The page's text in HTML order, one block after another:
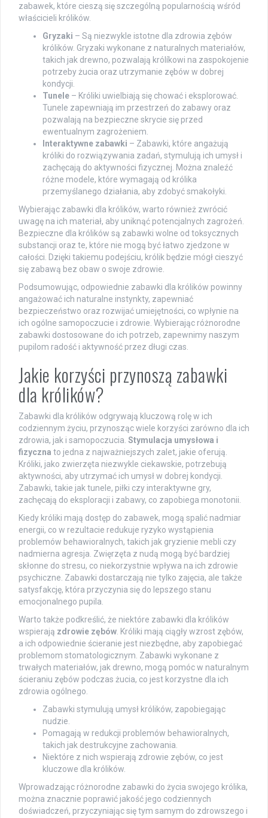
zabawek, które cieszą się szczególną popularnością wśród
właścicieli królików.
Gryzaki – Są niezwykle istotne dla zdrowia zębów
królików. Gryzaki wykonane z naturalnych materiałów,
takich jak drewno, pozwalają królíkowi na zaspokojenie
potrzeby żucia oraz utrzymanie zębów w dobrej
kondycji.
Tunele – Króliki uwielbiają się chować i eksplorować.
Tunele zapewniają im przestrzeń do zabawy oraz
pozwalają na bezpieczne skrycie się przed
ewentualnym zagrożeniem.
Interaktywne zabawki – Zabawki, które angażują
króliki do rozwiązywania zadań, stymulują ich umysł i
zachęcają do aktywności fizycznej. Można znaleźć
różne modele, które wymagają od królika
przemyślanego działania, aby zdobyć smakołyki.
Wybierając zabawki dla królików, warto również zwrócić
uwagę na ich materiał, aby uniknąć potencjalnych zagrożeń.
Bezpieczne dla królików są zabawki wolne od toksycznych
substancji oraz te, które nie mogą być łatwo zjedzone w
całości. Dzięki takiemu podejściu, królik będzie mógł cieszyć
się zabawą bez obaw o swoje zdrowie.
Podsumowując, odpowiednie zabawki dla królików powinny
angażować ich naturalne instynkty, zapewniać
bezpieczeństwo oraz rozwijać umiejętności, co wpłynie na
ich ogólne samopoczucie i zdrowie. Wybierając różnorodne
zabawki dostosowane do ich potrzeb, zapewnimy naszym
pupilom radość i aktywność przez długi czas.
Jakie korzyści przynoszą zabawki
dla królików?
Zabawki dla królików odgrywają kluczową rolę w ich
codziennym życiu, przynosząc wiele korzyści zarówno dla ich
zdrowia, jak i samopoczucia. Stymulacja umysłowa i
fizyczna to jedna z najważniejszych zalet, jakie oferują.
Króliki, jako zwierzęta niezwykle ciekawskie, potrzebują
aktywności, aby utrzymać ich umysł w dobrej kondycji.
Zabawki, takie jak tunele, piłki czy interaktywne gry,
zachęcają do eksploracji i zabawy, co zapobiega monotonii.
Kiedy króliki mają dostęp do zabawek, mogą spalić nadmiar
energii, co w rezultacie redukuje ryzyko wystąpienia
problemów behawioralnych, takich jak gryzienie mebli czy
nadmierna agresja. Zwięrzęta z nudą mogą być bardziej
skłonne do stresu, co niekorzystnie wpływa na ich zdrowie
psychiczne. Zabawki dostarczają nie tylko zajęcia, ale także
satysfakcję, która przyczynia się do lepszego stanu
emocjonalnego pupila.
Warto także podkreślić, że niektóre zabawki dla królików
wspierają zdrowie zębów . Króliki mają ciągły wzrost zębów,
a ich odpowiednie ścieranie jest niezbędne, aby zapobiegać
problemom stomatologicznym. Zabawki wykonane z
trwałych materiałów, jak drewno, mogą pomóc w naturalnym
ścieraniu zębów podczas żucia, co jest korzystne dla ich
zdrowia ogólnego.
Zabawki stymulują umysł królików, zapobiegając
nudzie.
Pomagają w redukcji problemów behawioralnych,
takich jak destrukcyjne zachowania.
Niektóre z nich wspierają zdrowie zębów, co jest
kluczowe dla królików.
Wprowadzając różnorodne zabawki do życia swojego królika,
można znacznie poprawić jakość jego codziennych
doświadczeń, przyczyniając się tym samym do zdrowszego i